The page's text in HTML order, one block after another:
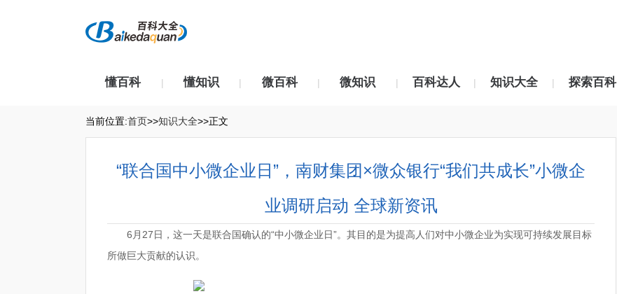
懂百科 | 懂知识 | 微百科 | 微知识 | 百科达人 | 知识大全 | 探索百科
当前位置:首页>>知识大全>>正文
“联合国中小微企业日”，南财集团×微众银行“我们共成长”小微企
业调研启动 全球新资讯
6月27日，这一天是联合国确认的“中小微企业日”。其目的是为提高人们对中小微企业为实现可持续发展目标
所做巨大贡献的认识。